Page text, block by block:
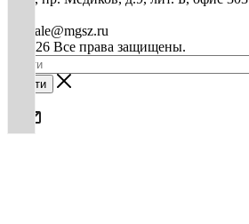
mg-sale@mgsz.ru
© 2026 Все права защищены.
Найти